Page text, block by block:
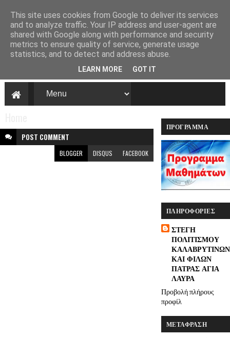
Στέγη πολιτισμού
και παράδοσης
και φίλων
Πάτρας ''Αγία
Λαύρα''
παράδοσης
Καλαβρυτινών και φίλων
Πάτρας ''Αγία Λαύρα''
ΠΡΟΓΡΑΜΜΑ ΔΥΤΙΚΗ ΕΛΛΑΔΑ
POST COMMENT
BLOGGER DISQUS FACEBOOK
ΠΡΌΓΡΑΜΜΑ
ΜΑΘΗΜΆΤΩΝ
ΠΛΗΡΟΦΟΡΊΕΣ
ΣΤΕΓΗ
ΠΟΛΙΤΙΣΜΟΥ
ΚΑΛΑΒΡΥΤΙΝΩΝ
ΚΑΙ ΦΙΛΩΝ
ΠΑΤΡΑΣ ΑΓΙΑ
ΛΑΥΡΑ
Προβολή πλήρους
προφίλ
ΜΕΤΆΦΡΑΣΗ
This site uses cookies from Google to deliver its services
and to analyze traffic. Your IP address and user-agent are
shared with Google along with performance and security
metrics to ensure quality of service, generate usage
statistics, and to detect and address abuse.
LEARN MORE GOT IT